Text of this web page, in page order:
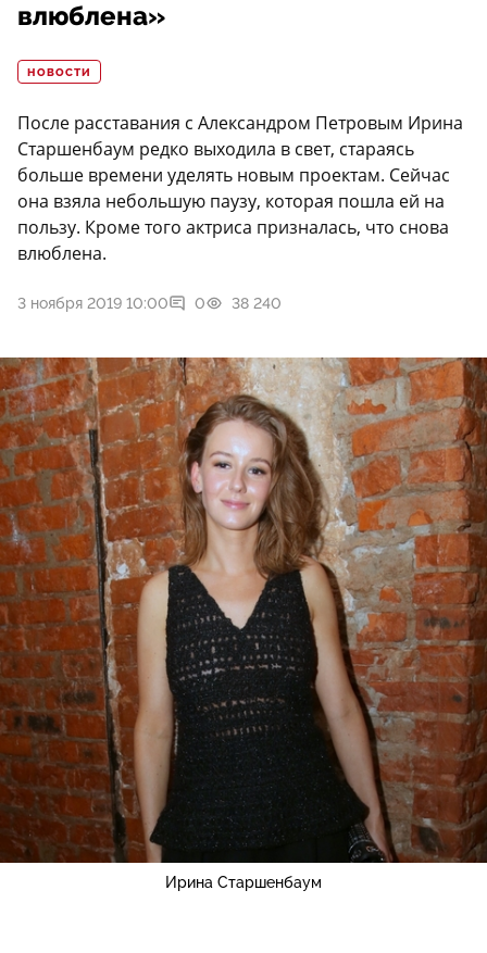
влюблена»
НОВОСТИ
После расставания с Александром Петровым Ирина
Старшенбаум редко выходила в свет, стараясь
больше времени уделять новым проектам. Сейчас
она взяла небольшую паузу, которая пошла ей на
пользу. Кроме того актриса призналась, что снова
влюблена.
3 ноября 2019 10:00 0 38 240
Ирина Старшенбаум